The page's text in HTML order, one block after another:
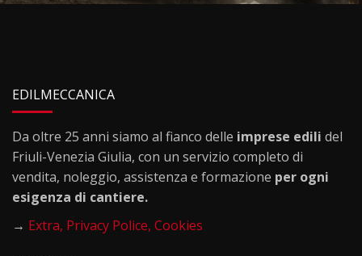
EDILMECCANICA
Da oltre 25 anni siamo al fianco delle imprese edili del
Friuli-Venezia Giulia, con un servizio completo di
vendita, noleggio, assistenza e formazione per ogni
esigenza di cantiere.
→ Extra, Privacy Police, Cookies